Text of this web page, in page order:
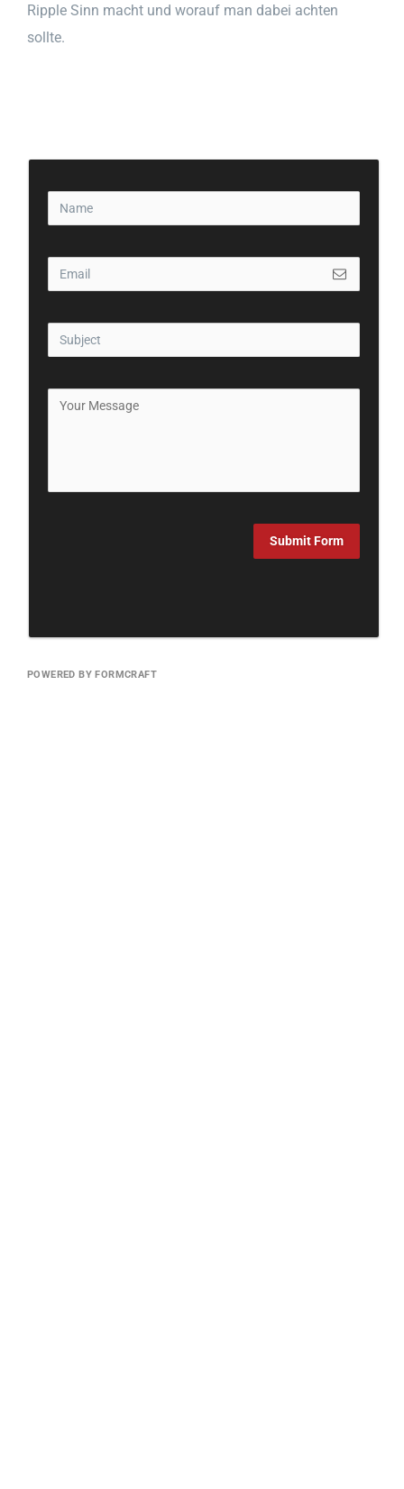
Ripple Sinn macht und worauf man dabei achten
sollte.
Submit Form
POWERED BY FORMCRAFT